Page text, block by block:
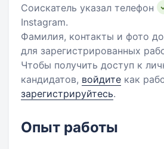
Соискатель указал телефон
Instagram.
Фамилия, контакты и фото
для зарегистрированных
Чтобы получить доступ к
кандидатов, войдите как
зарегистрируйтесь.
Опыт работы